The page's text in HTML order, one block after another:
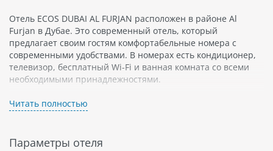
Отель ECOS DUBAI AL FURJAN расположен в районе Al
Furjan в Дубае. Это современный отель, который
предлагает своим гостям комфортабельные номера с
современными удобствами. В номерах есть кондиционер,
телевизор, бесплатный Wi-Fi и ванная комната со всеми
необходимыми принадлежностями.
Отель находится недалеко от метро и нескольких крупных
торговых центров, таких как Ibn Battuta Mall и Dubai
Читать полностью
Параметры отеля